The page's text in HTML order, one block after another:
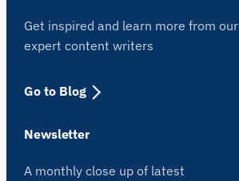
Get inspired and learn more from our
expert content writers
Go to Blog
Newsletter
A monthly close up of latest